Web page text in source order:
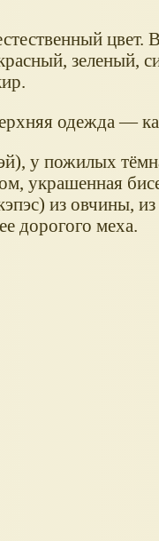
цвет.
зеленый,
одежда —
у пожилых
украшенная
из овчины,
дорогого меха.